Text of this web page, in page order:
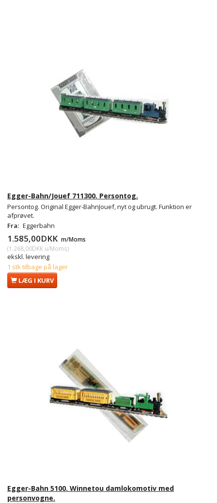
Egger-Bahn/Jouef 711300. Persontog.
Persontog. Original Egger-BahnJouef, nyt og ubrugt. Funktion er
afprøvet.
Fra: Eggerbahn
1.585,00DKK m/Moms
(1.268,00DKK u/Moms)
ekskl. levering
1 stk tilbage på lager
LÆG I KURV
Egger-Bahn 5100. Winnetou damlokomotiv med
personvogne.